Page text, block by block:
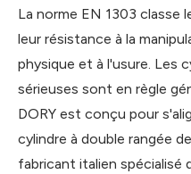
La norme EN 1303 classe
leur résistance à la
physique et à l'usure. Les
sérieuses sont en règle
DORY est conçu pour
cylindre à double rangée
fabricant italien spécialisé